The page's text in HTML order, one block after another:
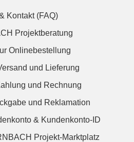
Kontakt (FAQ)
Projektberatung
Onlinebestellung
und Lieferung
und Rechnung
und Reklamation
& Kundenkonto-ID
Projekt-Marktplatz